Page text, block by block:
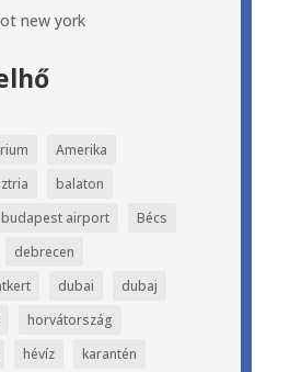
new york
Amerika
balaton
budapest airport
Bécs
debrecen
dubai
dubaj
horvátország
hévíz
karantén